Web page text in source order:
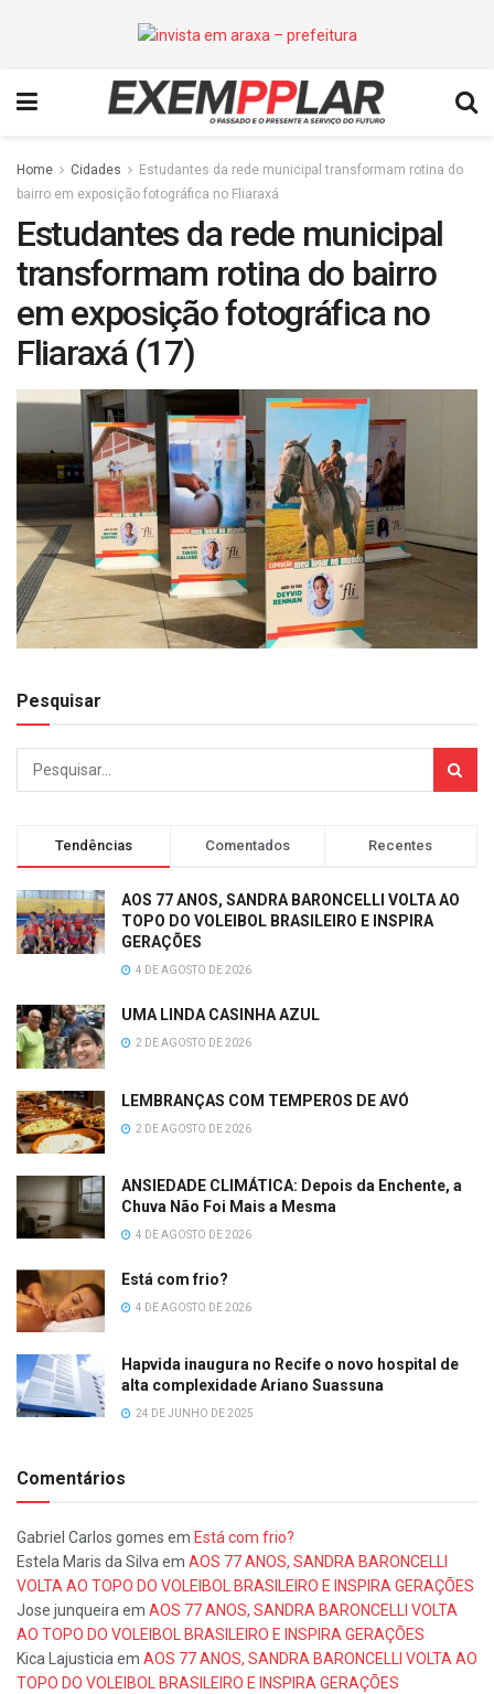
Home Cidades
Estudantes da rede municipal transformam rotina do
bairro em exposição fotográfica no Fliaraxá
Estudantes da rede municipal
transformam rotina do bairro
em exposição fotográfica no
Fliaraxá (17)
Pesquisar
Tendências Comentados Recentes
AOS 77 ANOS, SANDRA BARONCELLI VOLTA AO
TOPO DO VOLEIBOL BRASILEIRO E INSPIRA
GERAÇÕES
4 DE AGOSTO DE 2026
UMA LINDA CASINHA AZUL
2 DE AGOSTO DE 2026
LEMBRANÇAS COM TEMPEROS DE AVÓ
2 DE AGOSTO DE 2026
ANSIEDADE CLIMÁTICA: Depois da Enchente, a
Chuva Não Foi Mais a Mesma
4 DE AGOSTO DE 2026
Está com frio?
4 DE AGOSTO DE 2026
Hapvida inaugura no Recife o novo hospital de
alta complexidade Ariano Suassuna
24 DE JUNHO DE 2025
Comentários
Gabriel Carlos gomes em Está com frio?
Estela Maris da Silva em AOS 77 ANOS, SANDRA BARONCELLI
VOLTA AO TOPO DO VOLEIBOL BRASILEIRO E INSPIRA GERAÇÕES
Jose junqueira em AOS 77 ANOS, SANDRA BARONCELLI VOLTA
AO TOPO DO VOLEIBOL BRASILEIRO E INSPIRA GERAÇÕES
Kica Lajusticia em AOS 77 ANOS, SANDRA BARONCELLI VOLTA AO
TOPO DO VOLEIBOL BRASILEIRO E INSPIRA GERAÇÕES